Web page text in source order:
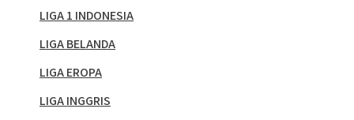
LIGA 1 INDONESIA
LIGA BELANDA
LIGA EROPA
LIGA INGGRIS